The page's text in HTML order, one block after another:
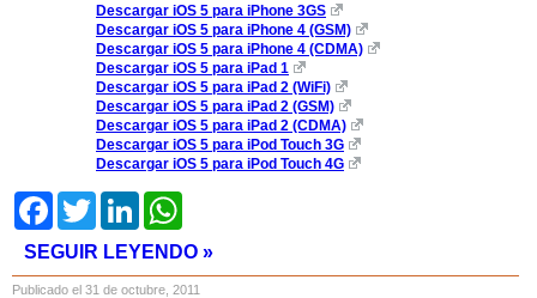
Descargar iOS 5 para iPhone 3GS
Descargar iOS 5 para iPhone 4 (GSM)
Descargar iOS 5 para iPhone 4 (CDMA)
Descargar iOS 5 para iPad 1
Descargar iOS 5 para iPad 2 (WiFi)
Descargar iOS 5 para iPad 2 (GSM)
Descargar iOS 5 para iPad 2 (CDMA)
Descargar iOS 5 para iPod Touch 3G
Descargar iOS 5 para iPod Touch 4G
FacebookTwitter LinkedIn
SEGUIR LEYENDO »
Publicado el 31 de octubre, 2011